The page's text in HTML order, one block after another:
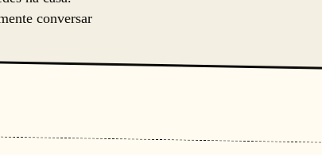
conversar